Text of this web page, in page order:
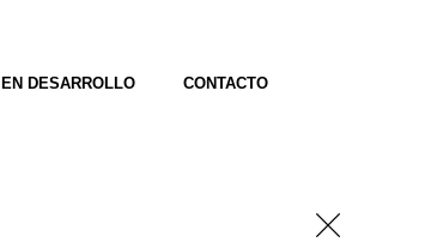
EN DESARROLLO CONTACTO